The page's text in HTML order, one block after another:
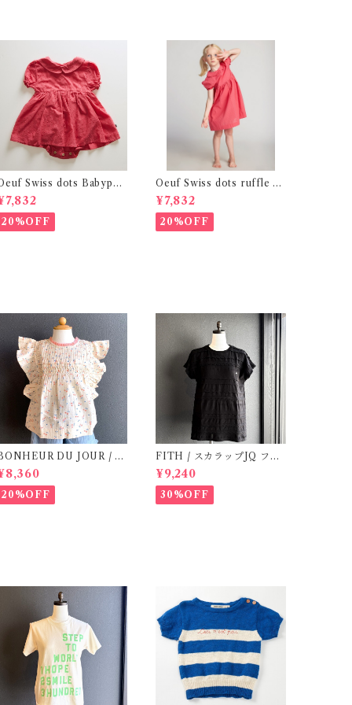
Swiss dots Babypet
dress (12-24m)
20%OFF
Oeuf Swiss dots ruffle dr
ess (2y~4y )
¥7,832
20%OFF
DU JOUR / T
BlOUSE (Rose
20%OFF
FITH / スカラップJQ フレ
ンチスリーブTシャツ (Blac
k) / Size 1・2
¥9,240
30%OFF